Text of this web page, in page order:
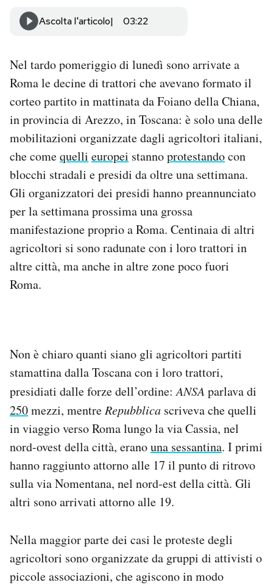
CALENDARIO
AREA PERSONALE
Newsletter
Notifiche mobile
Regala il Post
Hai bisogno di aiuto?
Esci
Ascolta l'articolo 03:22
Nel tardo pomeriggio di lunedì sono arrivate a
Roma le decine di trattori che avevano formato il
corteo partito in mattinata da Foiano della Chiana,
in provincia di Arezzo, in Toscana: è solo una delle
mobilitazioni organizzate dagli agricoltori italiani,
che comequelli europei stannoprotestandocon
blocchi stradali e presidi da oltre una settimana.
Gli organizzatori dei presidi hanno preannunciato
per la settimana prossima una grossa
manifestazione proprio a Roma. Centinaia di altri
agricoltori si sono radunate con i loro trattori in
altre città, ma anche in altre zone poco fuori
Roma.
Non è chiaro quanti siano gli agricoltori partiti
stamattina dalla Toscana con i loro trattori,
presidiati dalle forze dell’ordine:ANSA parlava di
250mezzi, mentre Repubblica scriveva che quelli
in viaggio verso Roma lungo la via Cassia, nel
nord-ovest della città, eranouna sessantina. I primi
hanno raggiunto attorno alle 17 il punto di ritrovo
sulla via Nomentana, nel nord-est della città. Gli
altri sono arrivati attorno alle 19.
Nella maggior parte dei casi le proteste degli
agricoltori sono organizzate da gruppi di attivisti o
piccole associazioni, che agiscono in modo